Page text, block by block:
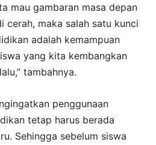
mau gambaran masa depan
cerah, maka salah satu kunci
adalah kemampuan
yang kita kembangkan
tambahnya.
penggunaan
tetap harus berada
Sehingga sebelum siswa